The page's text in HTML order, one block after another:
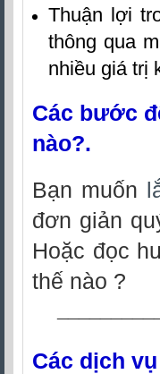
Thuận lợi
thông qua
nhiều giá trị
Các bước
nào?.
Bạn muốn
đơn giản
Hoặc đọc
thế nào ?
Các dịch